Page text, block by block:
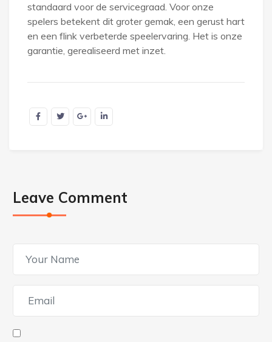
standaard voor de servicegraad. Voor onze
spelers betekent dit groter gemak, een gerust hart
en een flink verbeterde speelervaring. Het is onze
garantie, gerealiseerd met inzet.
Leave Comment